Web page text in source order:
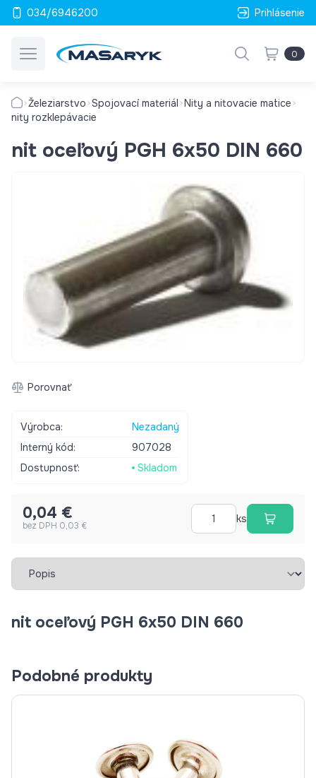
034/6946200 Prihlásenie
0
Železiarstvo Spojovací materiál Nity a nitovacie matice
nity rozklepávacie
nit oceľový PGH 6x50 DIN 660
Porovnať
Výrobca:
Nezadaný
Interný kód:
907028
Dostupnosť:
Skladom
0,04 €
bez DPH 0,03 €
ks
Vybrať záložku
nit oceľový PGH 6x50 DIN 660
Podobné produkty